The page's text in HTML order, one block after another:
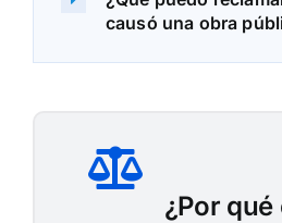
causó una obra
¿Por